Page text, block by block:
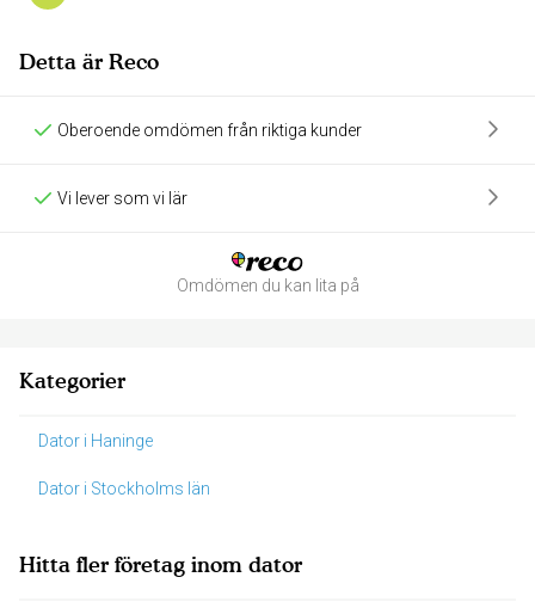
Detta är Reco
Oberoende omdömen från riktiga kunder
Vi lever som vi lär
Omdömen du kan lita på
Kategorier
Dator i Haninge
Dator i Stockholms län
Hitta fler företag inom dator